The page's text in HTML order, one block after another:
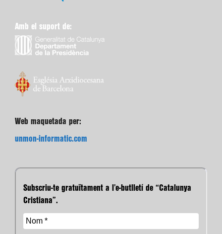
Amb el suport de:
Web maquetada per:
unmon-informatic.com
Subscriu-te gratuïtament a l’e-butlletí de “Catalunya
Cristiana”.